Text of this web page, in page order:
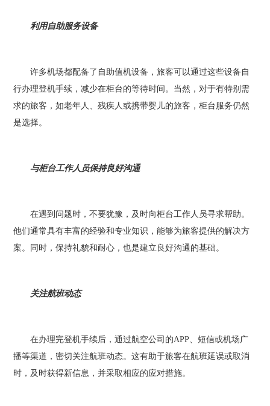
利用自助服务设备
许多机场都配备了自助值机设备，旅客可以通过这些设备自
行办理登机手续，减少在柜台的等待时间。当然，对于有特别需
求的旅客，如老年人、残疾人或携带婴儿的旅客，柜台服务仍然
是选择。
与柜台工作人员保持良好沟通
在遇到问题时，不要犹豫，及时向柜台工作人员寻求帮助。
他们通常具有丰富的经验和专业知识，能够为旅客提供的解决方
案。同时，保持礼貌和耐心，也是建立良好沟通的基础。
关注航班动态
在办理完登机手续后，通过航空公司的APP、短信或机场广
播等渠道，密切关注航班动态。这有助于旅客在航班延误或取消
时，及时获得新信息，并采取相应的应对措施。